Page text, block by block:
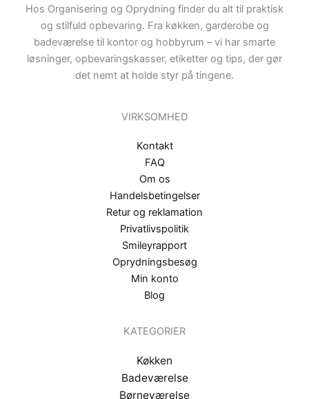
Hos Organisering og Oprydning finder du alt til praktisk
og stilfuld opbevaring. Fra køkken, garderobe og
badeværelse til kontor og hobbyrum – vi har smarte
løsninger, opbevaringskasser, etiketter og tips, der gør
det nemt at holde styr på tingene.
VIRKSOMHED
Kontakt
FAQ
Om os
Handelsbetingelser
Retur og reklamation
Privatlivspolitik
Smileyrapport
Oprydningsbesøg
Min konto
Blog
KATEGORIER
Køkken
Badeværelse
Børneværelse